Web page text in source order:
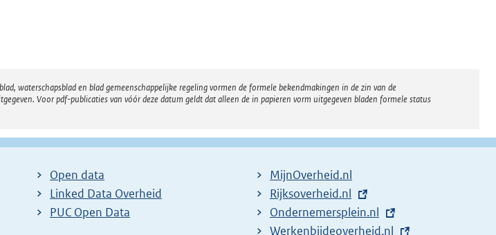
waterschapsblad en blad gemeenschappelijke regeling vormen de formele bekendmakingen in de zin van de
Voor pdf-publicaties van vóór deze datum geldt dat alleen de in papieren vorm uitgegeven bladen formele status
Open data
Linked Data Overheid
PUC Open Data
MijnOverheid.nl
E
x
t
Rijksoverheid.nl
E
x
Ondernemersplein.nl
E
Werkenbijdeoverheid.nl